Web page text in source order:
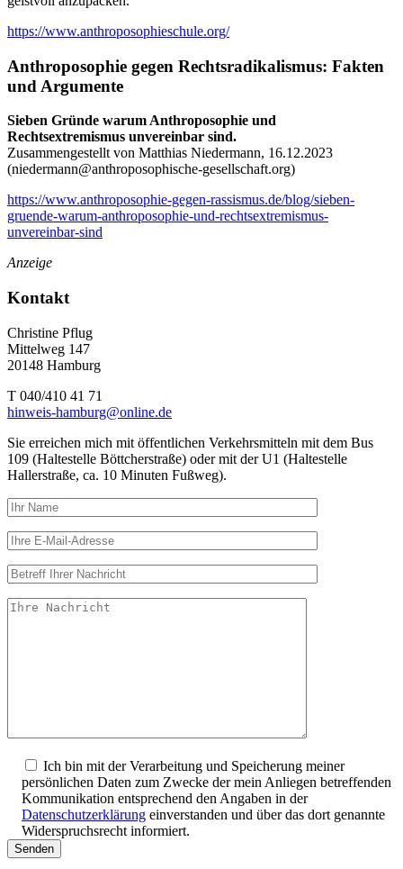
https://www.anthroposophieschule.org/
Anthroposophie gegen Rechtsradikalismus: Fakten
und Argumente
Sieben Gründe warum Anthroposophie und
Rechtsextremismus unvereinbar sind.
Zusammengestellt von Matthias Niedermann, 16.12.2023
(niedermann@anthroposophische-gesellschaft.org)
https://www.anthroposophie-gegen-rassismus.de/blog/sieben-
gruende-warum-anthroposophie-und-rechtsextremismus-
unvereinbar-sind
Anzeige
Kontakt
Christine Pflug
Mittelweg 147
20148 Hamburg
T 040/410 41 71
hinweis-hamburg@online.de
Sie erreichen mich mit öffentlichen Verkehrsmitteln mit dem Bus
109 (Haltestelle Böttcherstraße) oder mit der U1 (Haltestelle
Hallerstraße, ca. 10 Minuten Fußweg).
Ich bin mit der Verarbeitung und Speicherung meiner
persönlichen Daten zum Zwecke der mein Anliegen betreffenden
Kommunikation entsprechend den Angaben in der
Datenschutzerklärung einverstanden und über das dort genannte
Widerspruchsrecht informiert.